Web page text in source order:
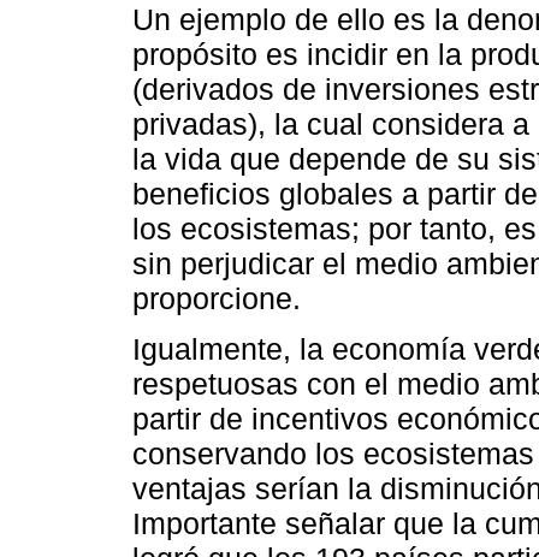
Un ejemplo de ello es la
propósito es incidir en la
(derivados de inversiones
privadas), la cual considera
la vida que depende de su
beneficios globales a partir
los ecosistemas; por tanto,
sin perjudicar el medio
proporcione.
Igualmente, la economía
respetuosas con el medio
partir de incentivos
conservando los
ventajas serían la
Importante señalar que la